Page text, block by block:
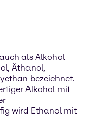
als Alkohol
Äthanol,
bezeichnet.
Alkohol mit
wird Ethanol mit